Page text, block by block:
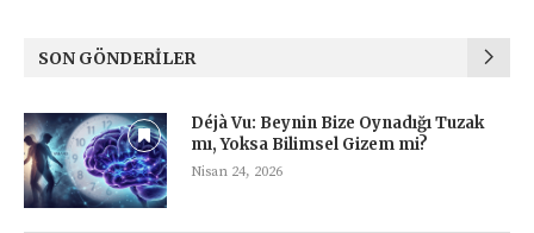
SON GÖNDERILER
Déjà Vu: Beynin Bize Oynadığı Tuzak
mı, Yoksa Bilimsel Gizem mi?
Nisan 24, 2026